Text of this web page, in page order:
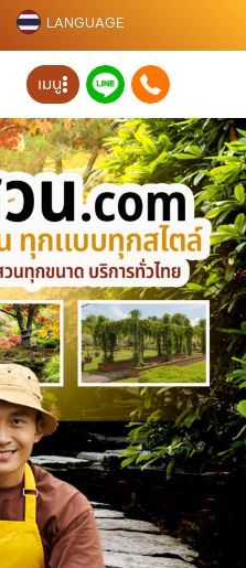
LANGUAGE
เมนู